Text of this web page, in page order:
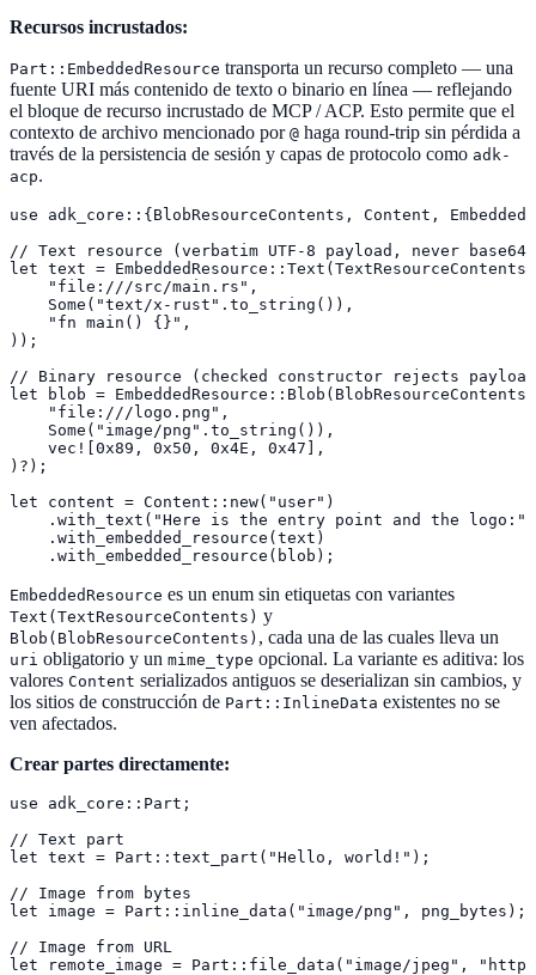
Recursos incrustados:
Part::EmbeddedResource transporta un recurso completo — una
fuente URI más contenido de texto o binario en línea — reflejando
el bloque de recurso incrustado de MCP / ACP. Esto permite que el
contexto de archivo mencionado por @ haga round-trip sin pérdida a
través de la persistencia de sesión y capas de protocolo como adk-
acp.
use adk_core::{BlobResourceContents, Content,
// Text resource (verbatim UTF-8 payload, never base64-
let text =
    "file:///src/main.rs",
    Some("text/x-rust".to_string()),
    "fn main() {}",
));
// Binary resource (checked constructor rejects payloads
let blob =
    "file:///logo.png",
    Some("image/png".to_string()),
    vec![0x89, 0x50, 0x4E, 0x47],
)?);
let content = Content::new("user")
    .with_text("Here is the entry point and the logo:")
    .with_embedded_resource(text)
    .with_embedded_resource(blob);
EmbeddedResource es un enum sin etiquetas con variantes
Text(TextResourceContents) y
Blob(BlobResourceContents) , cada una de las cuales lleva un
uri obligatorio y un mime_type opcional. La variante es aditiva: los
valores Content serializados antiguos se deserializan sin cambios, y
los sitios de construcción de Part::InlineData existentes no se
ven afectados.
Crear partes directamente:
use adk_core::Part;
// Text part
let text = Part::text_part("Hello, world!");
// Image from bytes
let image = Part::inline_data("image/png", png_bytes);
// Image from URL
let remote_image = Part::file_data("image/jpeg",